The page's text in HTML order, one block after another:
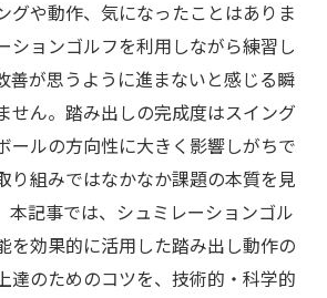
グや動作、気になったことはありま
ションゴルフを利用しながら練習し
善が思うように進まないと感じる瞬
せん。踏み出しの完成度はスイング
ールの方向性に大きく影響しがちで
り組みではなかなか課題の本質を見
本記事では、シュミレーションゴル
を効果的に活用した踏み出し動作の
達のためのコツを、技術的・科学的